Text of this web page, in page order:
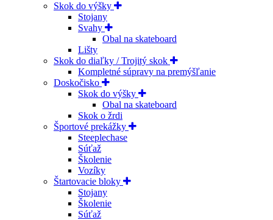
Skok do výšky
Stojany
Svahy
Obal na skateboard
Lišty
Skok do diaľky / Trojitý skok
Kompletné súpravy na premýšľanie
Doskočisko
Skok do výšky
Obal na skateboard
Skok o žrdi
Športové prekážky
Steeplechase
Súťaž
Školenie
Vozíky
Štartovacie bloky
Stojany
Školenie
Súťaž